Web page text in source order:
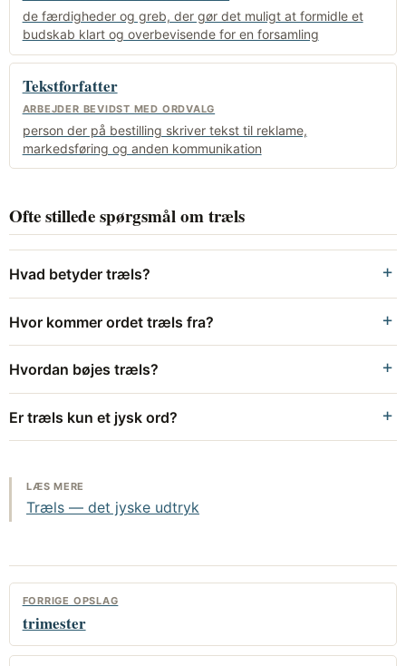
de færdigheder og greb, der gør det muligt at formidle et
budskab klart og overbevisende for en forsamling
Tekstforfatter
ARBEJDER BEVIDST MED ORDVALG
person der på bestilling skriver tekst til reklame,
markedsføring og anden kommunikation
Ofte stillede spørgsmål om træls
Hvad betyder træls?
Hvor kommer ordet træls fra?
Hvordan bøjes træls?
Er træls kun et jysk ord?
LÆS MERE
Træls — det jyske udtryk
FORRIGE OPSLAG
trimester